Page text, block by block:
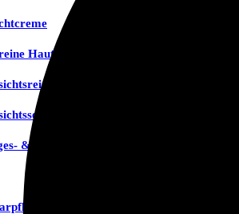
Haut & Akne
& Feuchtigkeitscremes